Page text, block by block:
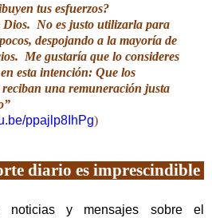
tus esfuerzos?
Dios. No es justo utilizarla para
despojando a la mayoría de
Me gustaría que lo consideres
esta intención: Que los
una remuneración justa
ppajlp8IhPg)
diario es imprescindible
noticias y mensajes sobre el